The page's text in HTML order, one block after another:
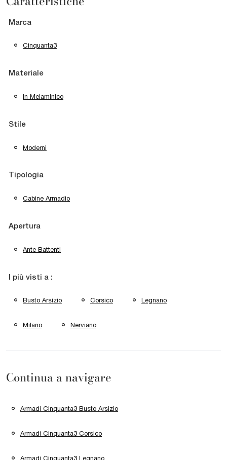
Marca
Cinquanta3
Materiale
In Melaminico
Stile
Moderni
Tipologia
Cabine Armadio
Apertura
Ante Battenti
I più visti a :
Busto Arsizio Corsico Legnano
Milano Nerviano
Continua a navigare
Armadi Cinquanta3 Busto Arsizio
Armadi Cinquanta3 Corsico
Armadi Cinquanta3 Legnano